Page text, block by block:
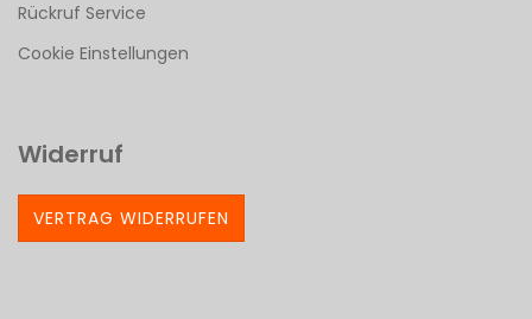
Rückruf Service
Cookie Einstellungen
Widerruf
VERTRAG WIDERRUFEN